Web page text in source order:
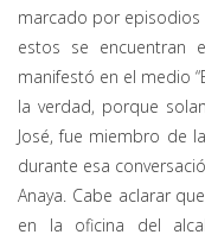
marcado por episodios
estos se encuentran
manifestó en el medio
la verdad, porque
José, fue miembro de
durante esa
Anaya. Cabe aclarar
en la oficina del